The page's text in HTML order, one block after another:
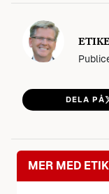
DELA PÅ
MER MED